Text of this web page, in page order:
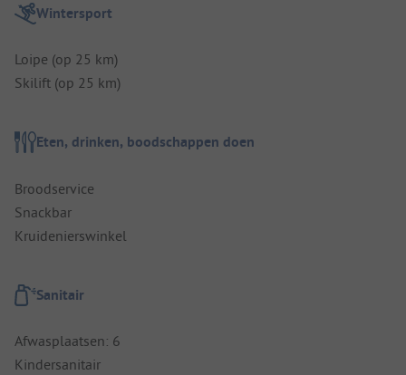
Wintersport
Loipe (op 25 km)
Skilift (op 25 km)
Eten, drinken, boodschappen doen
Broodservice
Snackbar
Kruidenierswinkel
Sanitair
Afwasplaatsen: 6
Kindersanitair